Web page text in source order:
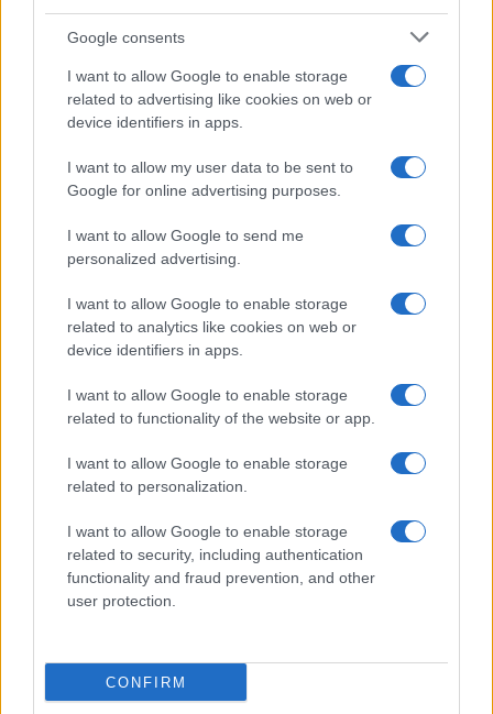
Google consents
I want to allow Google to enable storage
related to advertising like cookies on web or
device identifiers in apps.
I want to allow my user data to be sent to
Google for online advertising purposes.
I want to allow Google to send me
personalized advertising.
I want to allow Google to enable storage
related to analytics like cookies on web or
device identifiers in apps.
I want to allow Google to enable storage
related to functionality of the website or app.
I want to allow Google to enable storage
related to personalization.
I want to allow Google to enable storage
related to security, including authentication
functionality and fraud prevention, and other
user protection.
CONFIRM
Frasi dei film
Frasi film più lette
Incipit dei film
Film più cercati
Frasi sul cinema
SERVIZI
Mappa del sito
Cookie Policy
Frasi suddivise per tema
Indice degli autori
Aforismi .meglio.it è l'archivio web dedicato a frasi,
aforismi e citazioni più grande del web (137.905 frasi in
database) • ©2005-2025 • La riproduzione dei testi è
consentita citando la fonte secondo la Licenza
il sito ricava una commissione sugli acquisti idonei. •
Contatti